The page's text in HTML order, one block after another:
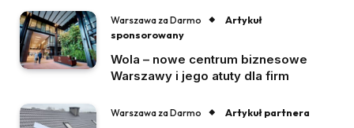
Warszawa za Darmo
Artykuł
sponsorowany
Wola – nowe centrum biznesowe
Warszawy i jego atuty dla firm
Warszawa za Darmo Artykuł partnera